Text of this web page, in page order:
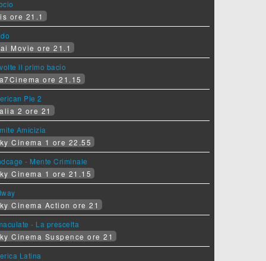
ore 21.1
Movie ore 21.1
il primo bacio
ore 21.15
Pie 2
2 ore 21
Amicizia
Cinema 1 ore 22.55
- Mente Criminale
Cinema 1 ore 21.15
Cinema Action ore 21
- La prescelta
Cinema Suspence ore 21
Latina